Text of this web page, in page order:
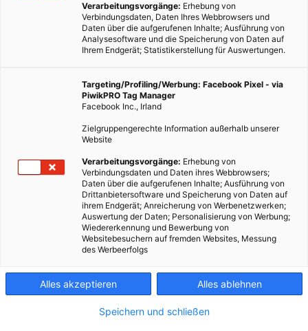
Verarbeitungsvorgänge: Erhebung von
Verbindungsdaten, Daten Ihres Webbrowsers und
Daten über die aufgerufenen Inhalte; Ausführung von
Analysesoftware und die Speicherung von Daten auf
Ihrem Endgerät; Statistikerstellung für Auswertungen.
Targeting/Profiling/Werbung: Facebook Pixel - via
PiwikPRO Tag Manager
Facebook Inc., Irland
Zielgruppengerechte Information außerhalb unserer
Website
Verarbeitungsvorgänge: Erhebung von
Verbindungsdaten und Daten ihres Webbrowsers;
Daten über die aufgerufenen Inhalte; Ausführung von
Drittanbietersoftware und Speicherung von Daten auf
ihrem Endgerät; Anreicherung von Werbenetzwerken;
Auswertung der Daten; Personalisierung von Werbung;
Wiedererkennung und Bewerbung von
Websitebesuchern auf fremden Websites, Messung
des Werbeerfolgs
Alles akzeptieren Alles ablehnen
Speichern und schließen